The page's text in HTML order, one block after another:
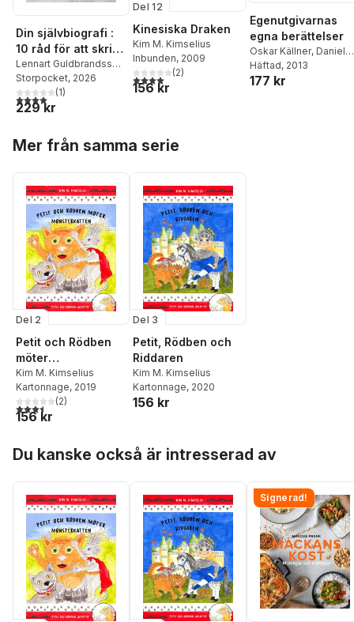
Din självbiografi :
10 råd för att skriva
ditt liv
Lennart Guldbrandsson
Kristina Svensson
M Kimselius
Storpocket, 2026
4,0utav 5 stjärnor. Totalt antal röster:
(1)
229 kr
Del 12
Kinesiska Draken
Kim M. Kimselius
Inbunden, 2009
4,0utav 5 stjärnor. Totalt antal röster:
(2)
156 kr
Egenutgivarnas
egna berättelser
Oskar Källner, Daniel
Åberg,Anitha Östlund
Susanne Boll
Häftad, 2013
177 kr
Mer från samma serie
Del 2
Petit och Rödben
möter
Monsterkatten
Kim M. Kimselius
Kartonnage, 2019
3,5utav 5 stjärnor. Totalt antal röster:
(2)
156 kr
Del 3
Petit, Rödben och
Riddaren
Kim M. Kimselius
Kartonnage, 2020
156 kr
Du kanske också är intresserad av
Signerad!